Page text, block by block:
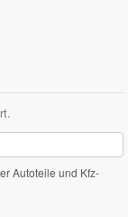
Autoteile und Kfz-